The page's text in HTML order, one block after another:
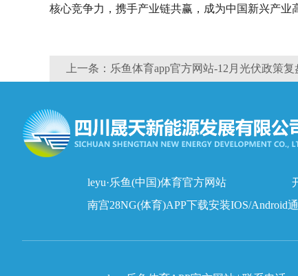
核心竞争力，携手产业链共赢，成为中国新兴产业
上一条：乐鱼体育app官方网站-12月光伏政策
leyu·乐鱼(中国)体育官方网站
南宫28NG(体育)APP下载安装IOS/Android